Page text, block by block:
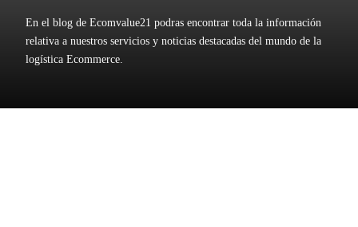
En el blog de Ecomvalue21 podras encontrar toda la información
relativa a nuestros servicios y noticias destacadas del mundo de la
logística Ecommerce.
Blog